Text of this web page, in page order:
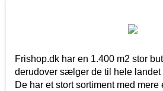
Frishop.dk har en 1.400 m2 stor
derudover sælger de til hele landet
De har et stort sortiment med mere